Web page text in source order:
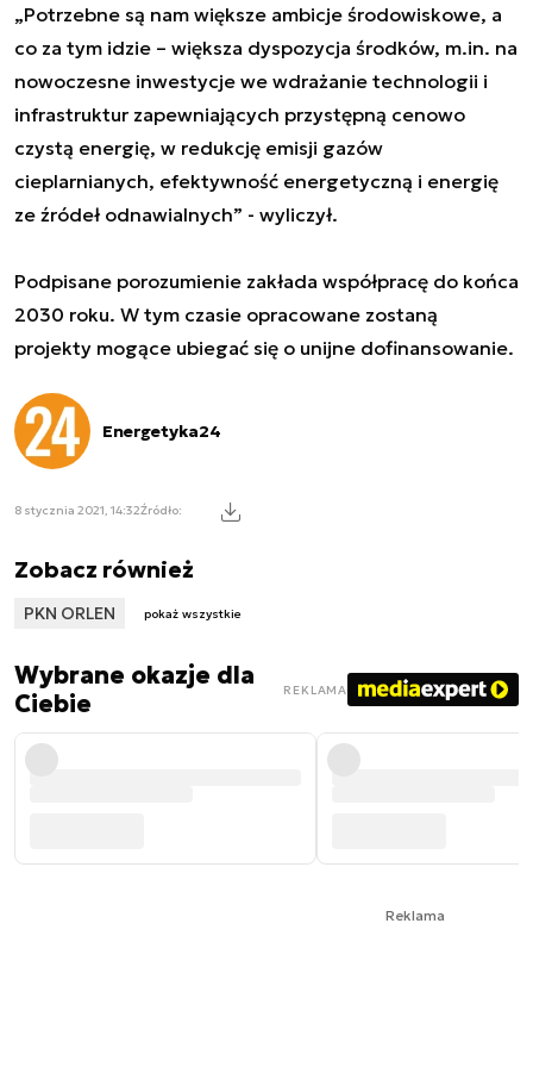
„Potrzebne są nam większe ambicje środowiskowe, a
co za tym idzie – większa dyspozycja środków, m.in. na
nowoczesne inwestycje we wdrażanie technologii i
infrastruktur zapewniających przystępną cenowo
czystą energię, w redukcję emisji gazów
cieplarnianych, efektywność energetyczną i energię
ze źródeł odnawialnych” - wyliczył.
Podpisane porozumienie zakłada współpracę do końca
2030 roku. W tym czasie opracowane zostaną
projekty mogące ubiegać się o unijne dofinansowanie.
Energetyka24
8 stycznia 2021, 14:32Źródło:
Zobacz również
PKN ORLEN pokaż wszystkie
Wybrane okazje dla
Ciebie
REKLAMA
Reklama